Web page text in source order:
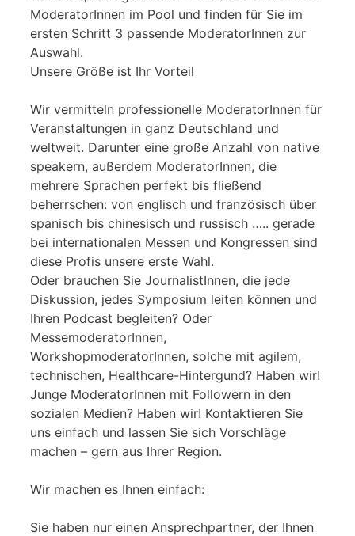
ModeratorInnen im Pool und finden für Sie im
ersten Schritt 3 passende ModeratorInnen zur
Auswahl.
Unsere Größe ist Ihr Vorteil
Wir vermitteln professionelle ModeratorInnen für
Veranstaltungen in ganz Deutschland und
weltweit. Darunter eine große Anzahl von native
speakern, außerdem ModeratorInnen, die
mehrere Sprachen perfekt bis fließend
beherrschen: von englisch und französisch über
spanisch bis chinesisch und russisch ….. gerade
bei internationalen Messen und Kongressen sind
diese Profis unsere erste Wahl.
Oder brauchen Sie JournalistInnen, die jede
Diskussion, jedes Symposium leiten können und
Ihren Podcast begleiten? Oder
MessemoderatorInnen,
WorkshopmoderatorInnen, solche mit agilem,
technischen, Healthcare-Hintergund? Haben wir!
Junge ModeratorInnen mit Followern in den
sozialen Medien? Haben wir! Kontaktieren Sie
uns einfach und lassen Sie sich Vorschläge
machen – gern aus Ihrer Region.
Wir machen es Ihnen einfach:
Sie haben nur einen Ansprechpartner, der Ihnen